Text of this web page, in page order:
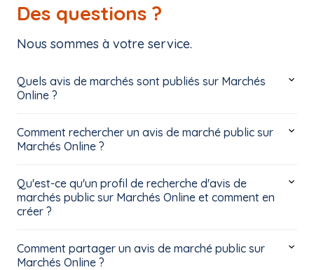
Des questions ?
Nous sommes à votre service.
Quels avis de marchés sont publiés sur Marchés
Online ?
Comment rechercher un avis de marché public sur
Marchés Online ?
Qu'est-ce qu'un profil de recherche d'avis de
marchés public sur Marchés Online et comment en
créer ?
Comment partager un avis de marché public sur
Marchés Online ?